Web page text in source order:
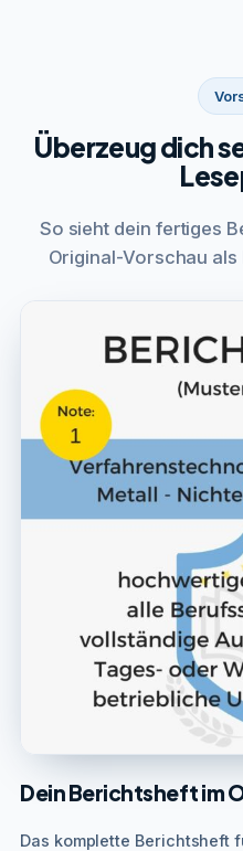
Überzeug dich
So sieht dein fertiges
Original-Vorschau als
Dein Berichtsheft im
Das komplette Berichtsheft